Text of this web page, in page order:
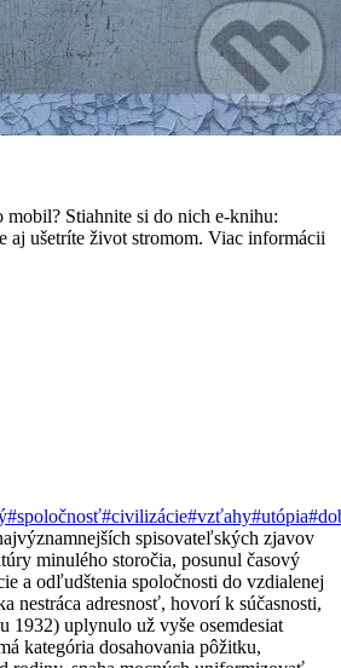
mobil? Stiahnite si do nich e-knihu:
aj ušetríte život stromom. Viac informácii
#spoločnosť#civilizácie#vzťahy#utópia
spisovateľských zjavov
minulého storočia, posunul časový
a odľudštenia spoločnosti do vzdialenej
nestráca adresnosť, hovorí k súčasnosti,
1932) uplynulo už vyše osemdesiat
kategória dosahovania pôžitku,